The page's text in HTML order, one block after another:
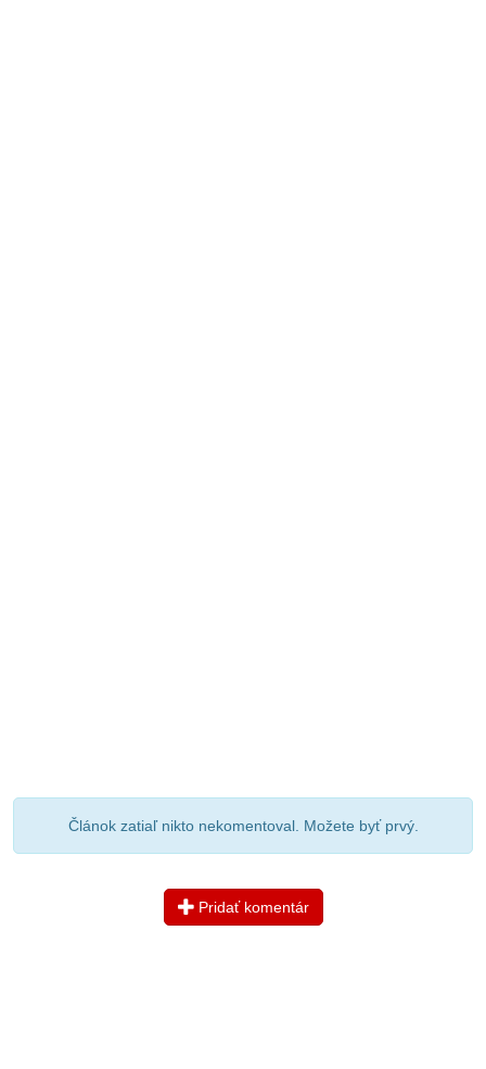
Článok zatiaľ nikto nekomentoval. Možete byť prvý.
Pridať komentár